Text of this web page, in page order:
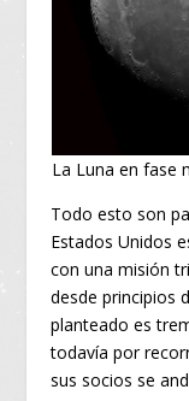
La Luna en fase
Todo esto son
Estados Unidos
con una misión
desde principios
planteado es
todavía por
sus socios se